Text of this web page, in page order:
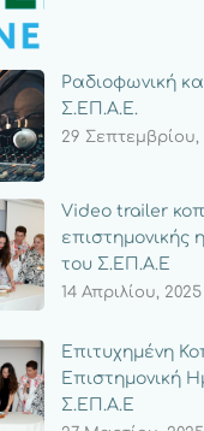
Ραδιοφωνική
Σ.ΕΠ.Α.Ε.
29 Σεπτεμβρίου,
Video trailer
επιστημονικής
του Σ.ΕΠ.Α.Ε
14 Απριλίου, 2025
Επιτυχημένη
Επιστημονική
Σ.ΕΠ.Α.Ε